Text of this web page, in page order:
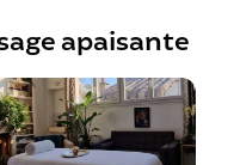
apaisante